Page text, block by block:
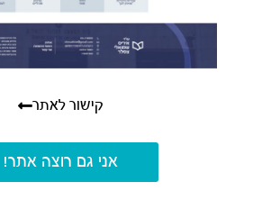
קישור לאתר
אני גם רוצה אתר!